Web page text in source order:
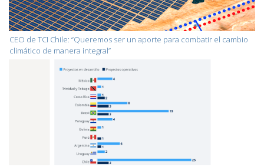
CEO de TCI Chile: “Queremos ser un aporte para combatir el cambio
climático de manera integral”